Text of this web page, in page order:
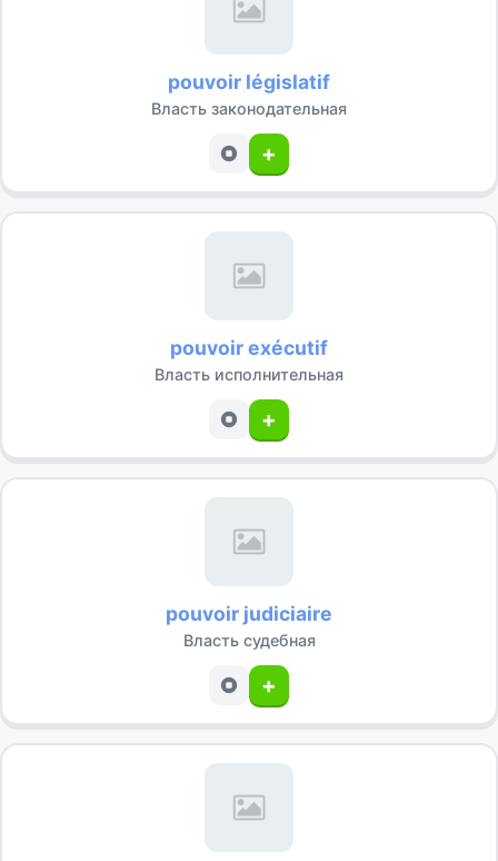
pouvoir législatif
Власть законодательная
+
pouvoir exécutif
Власть исполнительная
+
pouvoir judiciaire
Власть судебная
+